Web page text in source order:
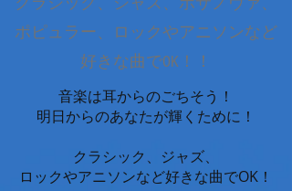
ポピュラー、ロックやアニソンなど
​好きな曲でOK！！
音楽は耳からのごちそう！
明日からのあなたが輝くために！
クラシック、ジャズ、
ロックやアニソンなど好きな曲でOK！